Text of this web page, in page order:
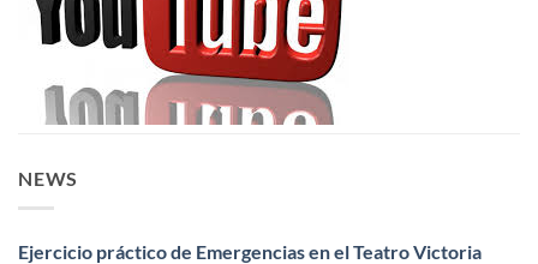
NEWS
Ejercicio práctico de Emergencias en el Teatro Victoria